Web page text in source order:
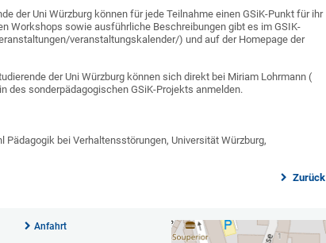
der Uni Würzburg können für jede Teilnahme einen GSiK-Punkt für ihr
Workshops sowie ausführliche Beschreibungen gibt es im GSIK-
veranstaltungskalender/) und auf der Homepage der
der Uni Würzburg können sich direkt bei Miriam Lohrmann (
des sonderpädagogischen GSiK-Projekts anmelden.
bei Verhaltensstörungen, Universität Würzburg,
Zurück
Anfahrt